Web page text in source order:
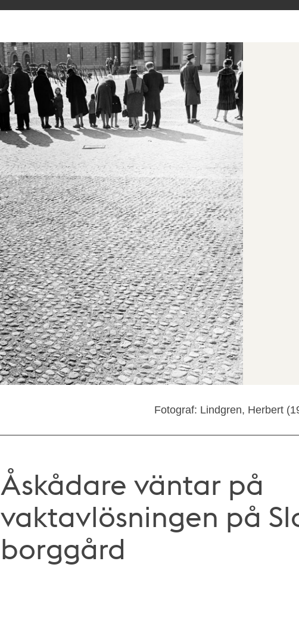
Fotograf: Lindgren, Herbert
Åskådare väntar på
vaktavlösningen på
borggård